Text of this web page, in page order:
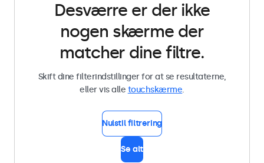
Desværre er der ikke
nogen skærme der
matcher dine filtre.
Skift dine filterindstillinger for at se resultaterne,
eller vis alle touchskærme.
Nulstil filtrering
Se alt